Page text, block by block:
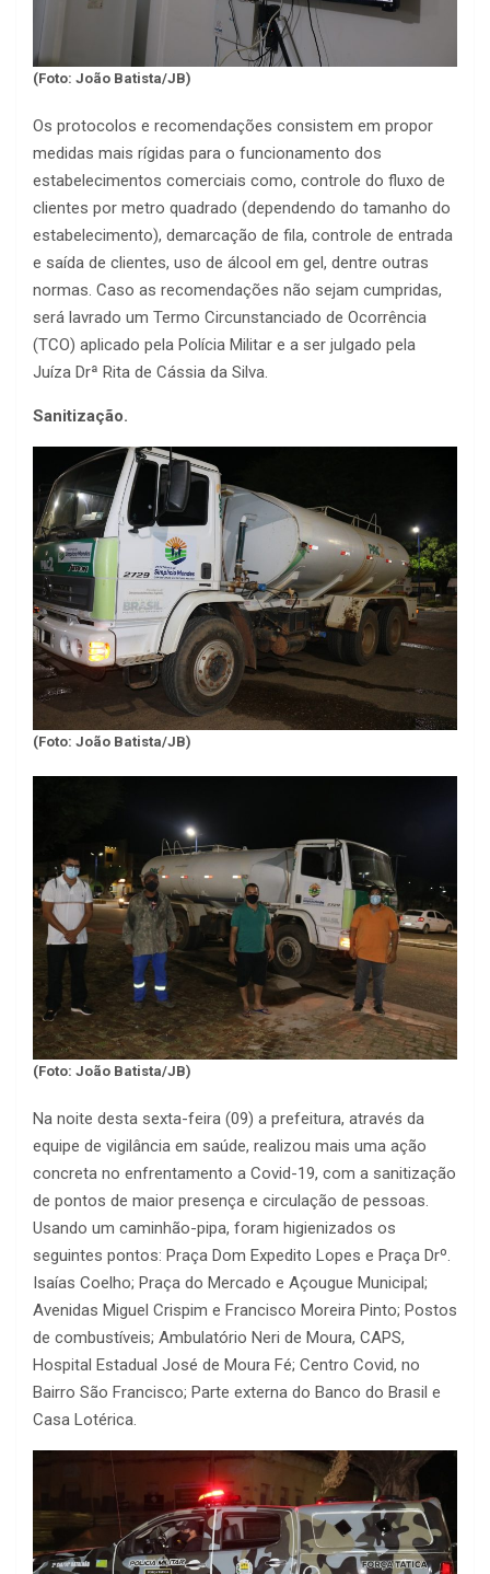
(Foto: João Batista/JB)
Os protocolos e recomendações consistem em propor
medidas mais rígidas para o funcionamento dos
estabelecimentos comerciais como, controle do fluxo de
clientes por metro quadrado (dependendo do tamanho do
estabelecimento), demarcação de fila, controle de entrada
e saída de clientes, uso de álcool em gel, dentre outras
normas. Caso as recomendações não sejam cumpridas,
será lavrado um Termo Circunstanciado de Ocorrência
(TCO) aplicado pela Polícia Militar e a ser julgado pela
Juíza Drª Rita de Cássia da Silva.
Sanitização.
(Foto: João Batista/JB)
(Foto: João Batista/JB)
Na noite desta sexta-feira (09) a prefeitura, através da
equipe de vigilância em saúde, realizou mais uma ação
concreta no enfrentamento a Covid-19, com a sanitização
de pontos de maior presença e circulação de pessoas.
Usando um caminhão-pipa, foram higienizados os
seguintes pontos: Praça Dom Expedito Lopes e Praça Drº.
Isaías Coelho; Praça do Mercado e Açougue Municipal;
Avenidas Miguel Crispim e Francisco Moreira Pinto; Postos
de combustíveis; Ambulatório Neri de Moura, CAPS,
Hospital Estadual José de Moura Fé; Centro Covid, no
Bairro São Francisco; Parte externa do Banco do Brasil e
Casa Lotérica.